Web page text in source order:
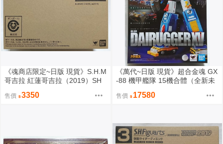
《魂商店限定~日版 現貨》S.H.M
哥吉拉 紅蓮哥吉拉（2019）SH
售價 3350
《萬代~日版 現貨》超合金魂 GX
-88 機甲艦隊 15機合體（全新未
售價 17580